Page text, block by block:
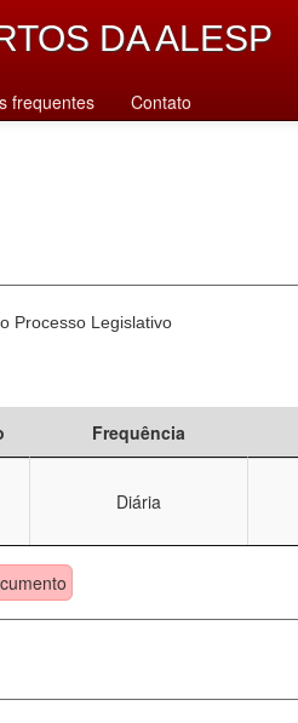
DA ALESP
frequentes Contato
Processo Legislativo
Frequência
Diária